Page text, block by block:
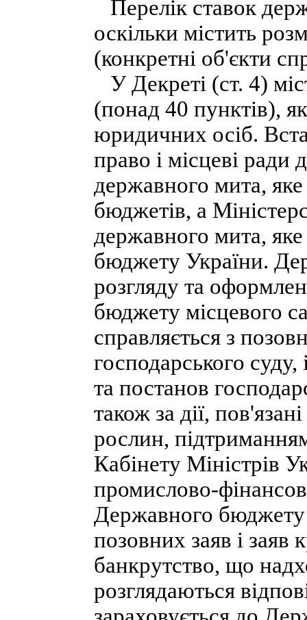
Перелік ставок
оскільки містить
(конкретні об'єкти
У Декреті (ст. 4)
(понад 40 пунктів),
юридичних осіб.
право і місцеві
державного мита,
бюджетів, а
державного мита,
бюджету України.
розгляду та
бюджету місцевого
справляється з
господарського суду,
та постанов
також за дії,
рослин,
Кабінету Міністрів
промислово-
Державного
позовних заяв і заяв
банкрутство, що
розглядаються